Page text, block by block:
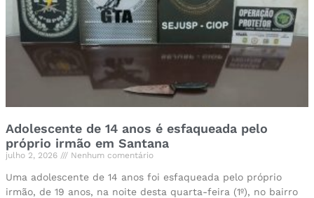
Adolescente de 14 anos é esfaqueada pelo
próprio irmão em Santana
julho 2, 2026 Nenhum comentário
Uma adolescente de 14 anos foi esfaqueada pelo próprio
irmão, de 19 anos, na noite desta quarta-feira (1º), no bairro